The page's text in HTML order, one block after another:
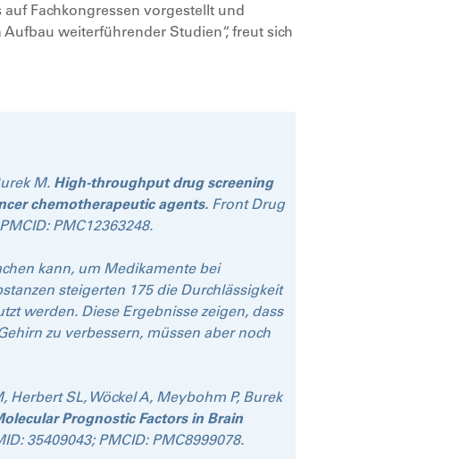
auf Fachkongressen vorgestellt und
weiterführender Studien“, freut sich
M. High-throughput drug screening
chemotherapeutic agents. Front Drug
PMC12363248.
kann, um Medikamente bei
steigerten 175 die Durchlässigkeit
werden. Diese Ergebnisse zeigen, dass
zu verbessern, müssen aber noch
Herbert SL, Wöckel A, Meybohm P, Burek
Prognostic Factors in Brain
35409043; PMCID: PMC8999078.